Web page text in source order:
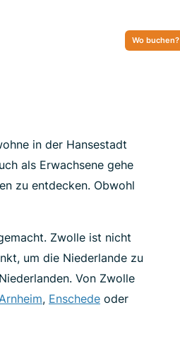
Wo buchen?
in der Hansestadt
als Erwachsene gehe
zu entdecken. Obwohl
Zwolle ist nicht
um die Niederlande zu
Von Zwolle
, Enschede oder